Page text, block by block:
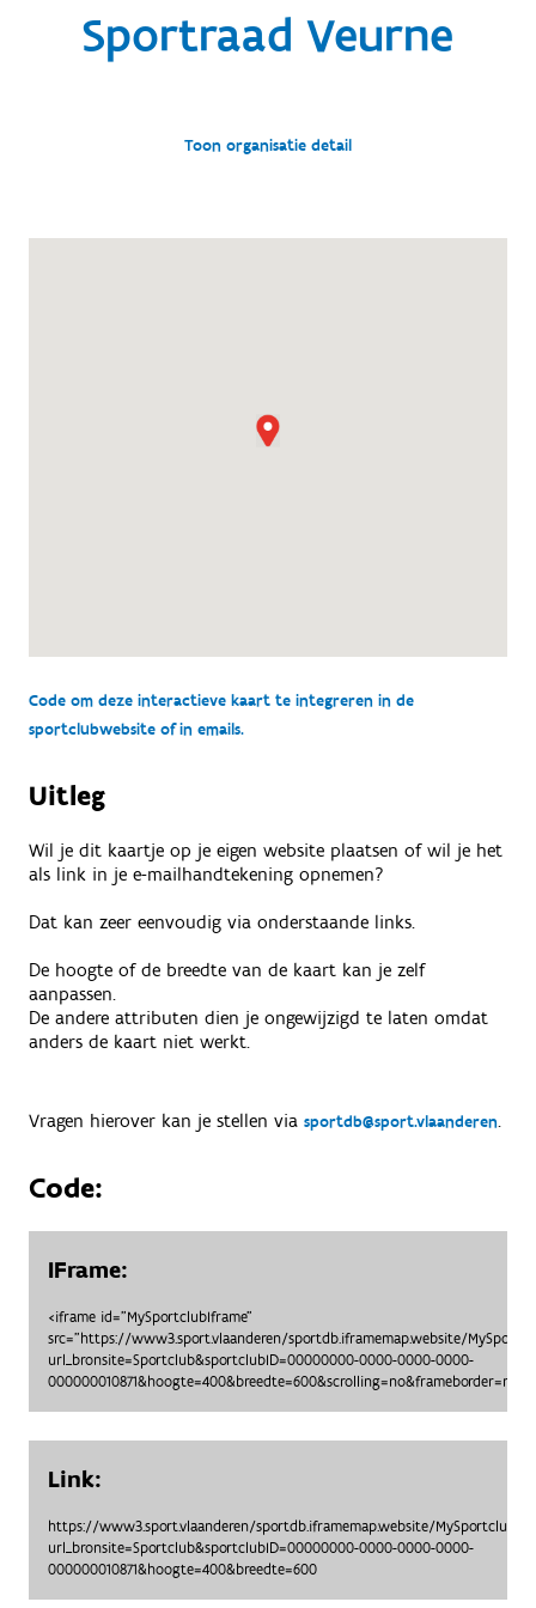
Sportraad Veurne
Toon organisatie detail
Code om deze interactieve kaart te integreren in de
sportclubwebsite of in emails.
Uitleg
Wil je dit kaartje op je eigen website plaatsen of wil je het
als link in je e-mailhandtekening opnemen?
Dat kan zeer eenvoudig via onderstaande links.
De hoogte of de breedte van de kaart kan je zelf
aanpassen.
De andere attributen dien je ongewijzigd te laten omdat
anders de kaart niet werkt.
Vragen hierover kan je stellen via sportdb@sport.vlaanderen.
Code:
IFrame:
<iframe id="MySportclubIframe"
src="https://www3.sport.vlaanderen/sportdb.iframemap.website/
url_bronsite=Sportclub&sportclubID=00000000-0000-0000-0000-
Link:
https://www3.sport.vlaanderen/sportdb.iframemap.website/
url_bronsite=Sportclub&sportclubID=00000000-0000-0000-0000-
000000010871&hoogte=400&breedte=600